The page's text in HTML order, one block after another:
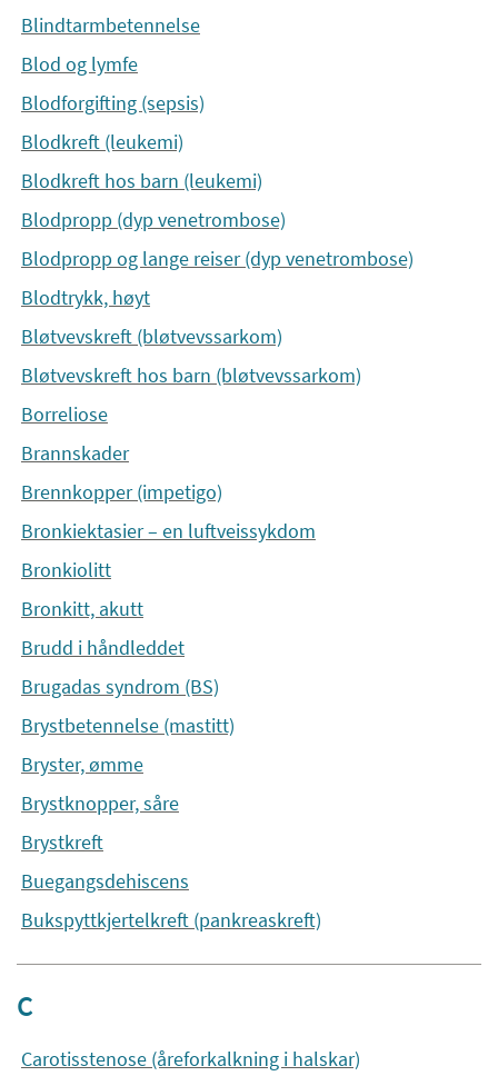
Blindtarmbetennelse
Blod og lymfe
Blodforgifting (sepsis)
Blodkreft (leukemi)
Blodkreft hos barn (leukemi)
Blodpropp (dyp venetrombose)
Blodpropp og lange reiser (dyp venetrombose)
Blodtrykk, høyt
Bløtvevskreft (bløtvevssarkom)
Bløtvevskreft hos barn (bløtvevssarkom)
Borreliose
Brannskader
Brennkopper (impetigo)
Bronkiektasier – en luftveissykdom
Bronkiolitt
Bronkitt, akutt
Brudd i håndleddet
Brugadas syndrom (BS)
Brystbetennelse (mastitt)
Bryster, ømme
Brystknopper, såre
Brystkreft
Buegangsdehiscens
Bukspyttkjertelkreft (pankreaskreft)
C
Carotisstenose (åreforkalkning i halskar)